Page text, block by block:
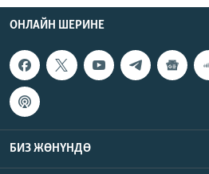
ОНЛАЙН ШЕРИНЕ
БИЗ ЖӨНҮНДӨ